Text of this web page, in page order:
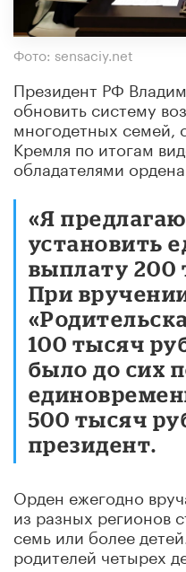
Фото: sensaciy.net
Президент РФ
обновить систему
многодетных семей,
Кремля по итогам
обладателями ордена
«Я
установить
выплату 200
При
100 тысяч
было до сих
500 тысяч
президент.
Орден ежегодно
из разных регионов
семь или более
родителей четырех